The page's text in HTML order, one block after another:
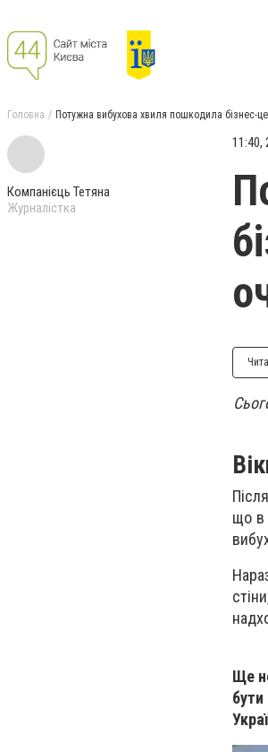
Головна Потужна вибухова хвиля пошкодила бізнес-
Компанієць Тетяна
Журналістка
11:40,
що в
Ще